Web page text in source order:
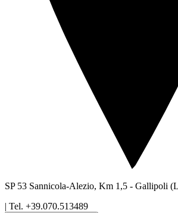
SP 53 Sannicola-Alezio, Km 1,5 - Gallipoli
| Tel. +39.070.513489